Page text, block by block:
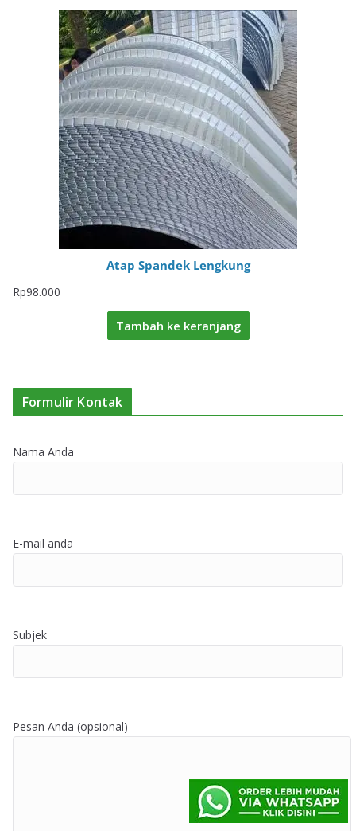
Atap Spandek Lengkung
Rp98.000
Tambah ke keranjang
Formulir Kontak
Nama Anda
E-mail anda
Subjek
Pesan Anda (opsional)